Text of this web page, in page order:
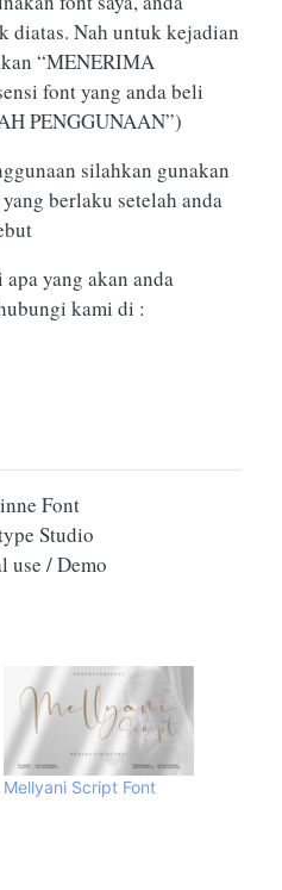
diatas. Nah untuk kejadian
“MENERIMA
font yang anda beli
PENGGUNAAN”)
silahkan gunakan
berlaku setelah anda
yang akan anda
kami di :
Font
Studio
use / Demo
Mellyani Script Font